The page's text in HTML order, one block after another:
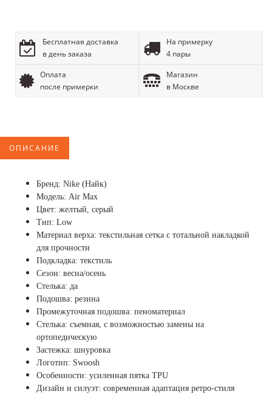
Бесплатная доставка
в день заказа
На примерку
4 пары
Оплата
после примерки
Магазин
в Москве
ОПИСАНИЕ
Бренд: Nike (Найк)
Модель: Air Max
Цвет: желтый, серый
Тип: Low
Материал верха: текстильная сетка с тотальной накладкой
для прочности
Подкладка: текстиль
Сезон: весна/осень
Стелька: да
Подошва: резина
Промежуточная подошва: пеноматериал
Стелька: съемная, с возможностью замены на
ортопедическую
Застежка: шнуровка
Логотип: Swoosh
Особенности: усиленная пятка TPU
Дизайн и силуэт: современная адаптация ретро-стиля